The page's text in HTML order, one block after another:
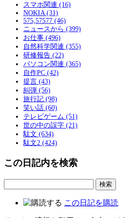
スマホ関連 (16)
NOKIA (31)
575,57577 (46)
ニュースから (399)
お仕事 (496)
自然科学関連 (355)
研修報告 (22)
パソコン関連 (365)
自作PC (42)
提言 (43)
糾弾 (56)
旅行記 (98)
笑い話 (60)
テレビゲーム (51)
世の中の誤字 (21)
駄文 (634)
駄文2 (424)
この日記内を検索
この日記を購読